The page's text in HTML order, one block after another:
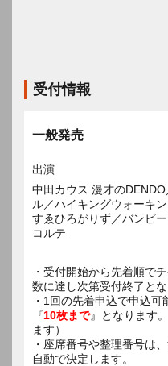
受付情報
一般発売
出演
中田カウス 漫才の
ル／ハイキングウォーキ
すゑひろがりず／バンビ
コルテ
・受付開始から先着順で
数に達し次第受付終了とな
・1回の先着申込で申込可
『10枚まで』となります
ます）
・座席番号や整理番号は
自動で決定します。